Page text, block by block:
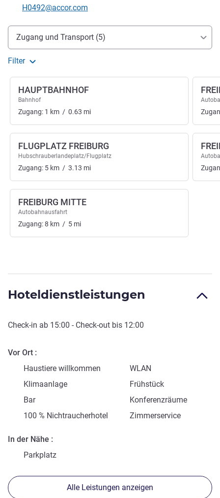
Kontakt-E-Mail
H0492@accor.com
Erreichbarkeit und Anbindung
Zugang und Transport (5)
Filter
HAUPTBAHNHOF
Bahnhof
Zugang: 1 km / 0.63 mi
FLUGPLATZ FREIBURG
Hubschrauberlandeplatz/Flugplatz
Zugang: 5 km / 3.13 mi
FREIBURG MITTE
Autobahnausfahrt
Zugang:8 km / 5 mi
Hoteldienstleistungen
Check-in ab 15:00 - Check-out bis 12:00
Vor Ort
Haustiere willkommen
WLAN
Klimaanlage
Frühstück
Bar
Konferenzräume
100 % Nichtraucherhotel
Zimmerservice
In der Nähe
Parkplatz
Alle Leistungen anzeigen